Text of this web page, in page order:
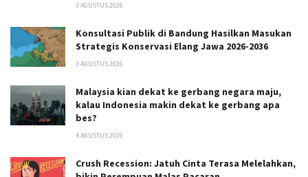
3 AGUSTUS 2026
Konsultasi Publik di Bandung Hasilkan Masukan
Strategis Konservasi Elang Jawa 2026-2036
3 AGUSTUS 2026
Malaysia kian dekat ke gerbang negara maju,
kalau Indonesia makin dekat ke gerbang apa
bes?
4 AGUSTUS 2026
Crush Recession: Jatuh Cinta Terasa Melelahkan,